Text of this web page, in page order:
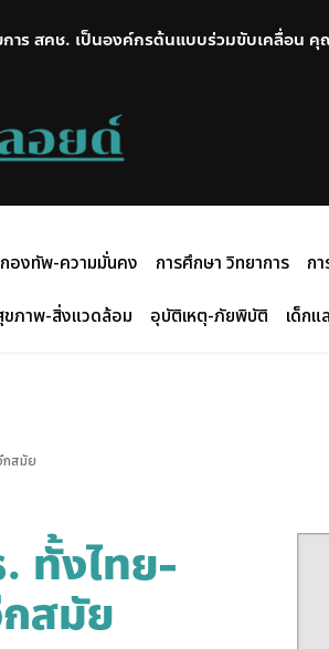
าร สคช. เป็นองค์กรต้นแบบร่วมขับเคลื่อน
กองทัพ-ความมั่นคง การศึกษา วิทยาการ ก
ขภาพ-สิ่งแวดล้อม อุบัติเหตุ-ภัยพิบัติ เด็กแ
กสมัย
ทั้งไทย-
สมัย